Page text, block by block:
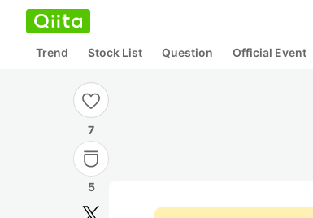
Trend Stock List Question Official Event
7
5